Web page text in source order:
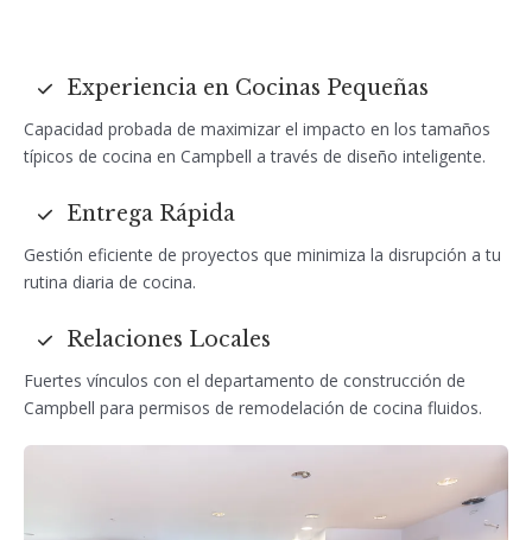
Experiencia en Cocinas Pequeñas
Capacidad probada de maximizar el impacto en los tamaños
típicos de cocina en Campbell a través de diseño inteligente.
Entrega Rápida
Gestión eficiente de proyectos que minimiza la disrupción a tu
rutina diaria de cocina.
Relaciones Locales
Fuertes vínculos con el departamento de construcción de
Campbell para permisos de remodelación de cocina fluidos.